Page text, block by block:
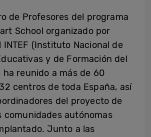
de Profesores del programa
School organizado por
INTEF (Instituto Nacional de
y de Formación del
ha reunido a más de 60
centros de toda España, así
del proyecto de
comunidades autónomas
Junto a las